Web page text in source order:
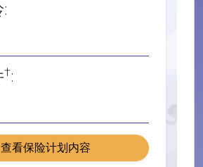
†:
查看保险计划内容